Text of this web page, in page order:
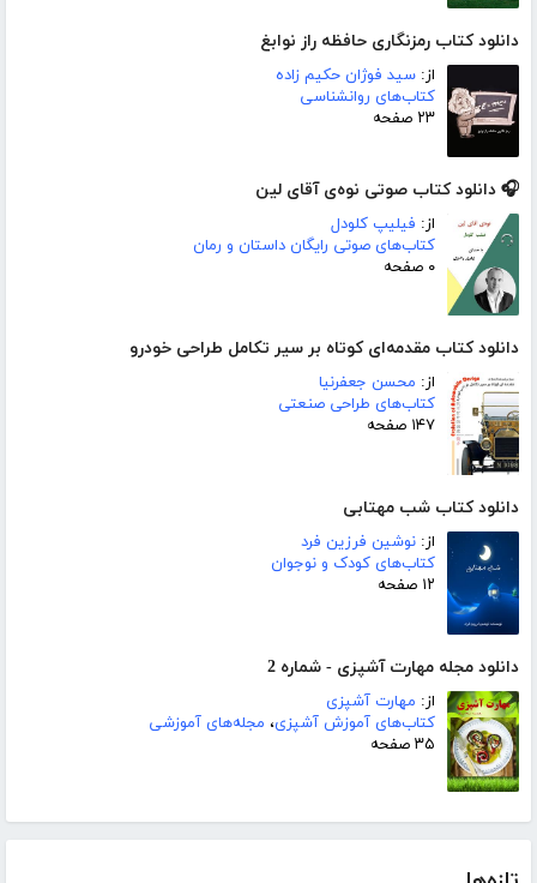
دانلود کتاب رمزنگاری حافظه راز نوابغ
از: سید فوژان حکیم زاده
کتاب‌های روانشناسی
۲۳ صفحه
🎧 دانلود کتاب صوتی نوه‌ی آقای لین
از: فیلیپ کلودل
کتاب‌های صوتی رایگان داستان و رمان
۰ صفحه
دانلود کتاب مقدمه‌ای کوتاه بر سیر تکامل طراحی خودرو
از: محسن جعفرنیا
کتاب‌های طراحی صنعتی
۱۴۷ صفحه
دانلود کتاب شب مهتابی
از: نوشین فرزین فرد
کتاب‌های کودک و نوجوان
۱۲ صفحه
دانلود مجله مهارت آشپزی - شماره 2
از: مهارت آشپزی
کتاب‌های آموزش آشپزی، مجله‌های آموزشی
۳۵ صفحه